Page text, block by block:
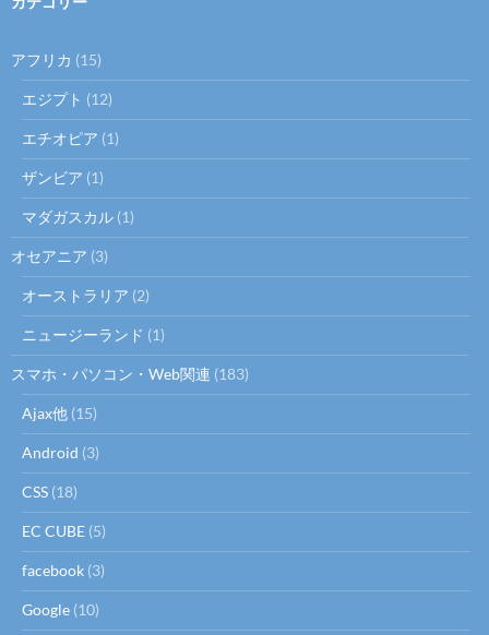
アフリカ (15)
エジプト (12)
エチオピア (1)
ザンビア (1)
マダガスカル (1)
オセアニア (3)
オーストラリア (2)
ニュージーランド (1)
スマホ・パソコン・Web関連 (183)
Ajax他 (15)
Android (3)
CSS (18)
EC CUBE (5)
facebook (3)
Google (10)